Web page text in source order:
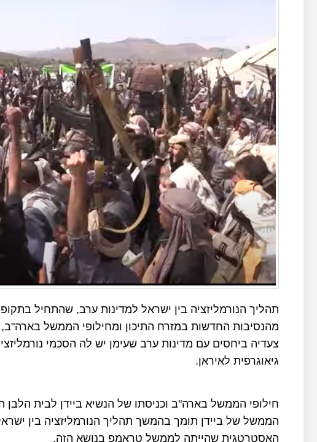
תהליך הנורמליזציה בין ישראל למדינות ערב, שהתחיל
מהנסיבות החדשות במזרח התיכון ומחילופי הממשל
צעדיה ביחסים עם מדינות ערב שעימן יש לה הסכמי
גיאוגרפית לאיראן.
חילופי הממשל בארה"ב וכניסתו של הנשיא ביידן לבית הלבן
הממשל של ביידן תומך בהמשך תהליך הנורמליזציה בין
האסטרטגית שהייתה לממשל טראמפ בנושא הזה.